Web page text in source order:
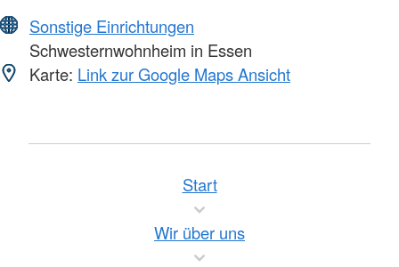
Sonstige Einrichtungen
Schwesternwohnheim in Essen
Karte: Link zur Google Maps Ansicht
Start
Wir über uns